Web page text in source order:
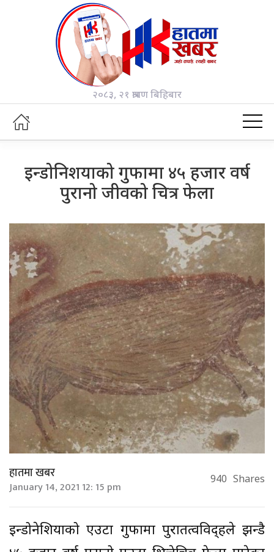
२०८३, २१ श्रावण बिहिबार
इन्डोनिशयाको गुफामा ४५ हजार वर्ष
पुरानो जीवको चित्र फेला
हातमा खबर
January 14, 2021 12: 15 pm 940 Shares
इन्डोनेशियाको एउटा गुफामा पुरातत्वविद्हरूले झन्डै